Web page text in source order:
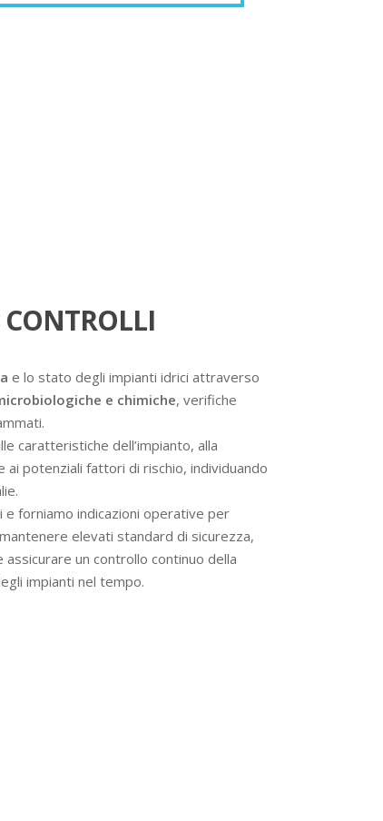
e lo stato degli impianti idrici attraverso
e chimiche, verifiche
caratteristiche dell’impianto, alla
ai potenziali fattori di rischio, individuando
forniamo indicazioni operative per
elevati standard di sicurezza,
un controllo continuo della
impianti nel tempo.